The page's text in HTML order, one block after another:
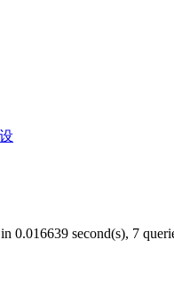
0.016639 second(s), 7